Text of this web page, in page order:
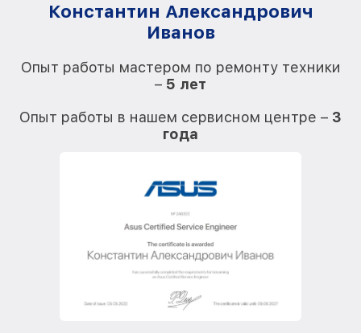
Константин Александрович
Иванов
Опыт работы мастером по ремонту техники
– 5 лет
Опыт работы в нашем сервисном центре – 3
года